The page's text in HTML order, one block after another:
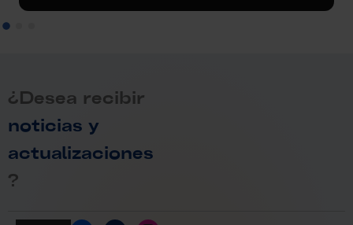
¿Desea recibir
noticias y
actualizaciones
?